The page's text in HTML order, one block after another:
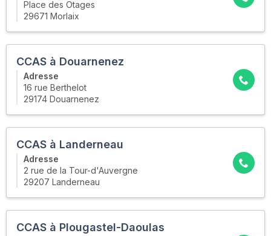
Place des Otages
29671 Morlaix
CCAS à Douarnenez
Adresse
16 rue Berthelot
29174 Douarnenez
CCAS à Landerneau
Adresse
2 rue de la Tour-d'Auvergne
29207 Landerneau
CCAS à Plougastel-Daoulas